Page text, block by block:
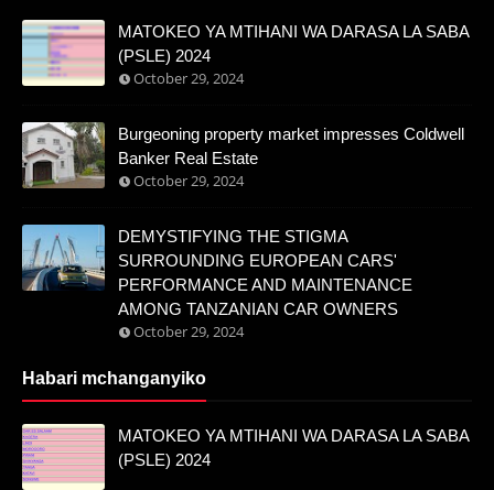
MATOKEO YA MTIHANI WA DARASA LA SABA
(PSLE) 2024
October 29, 2024
Burgeoning property market impresses Coldwell
Banker Real Estate
October 29, 2024
DEMYSTIFYING THE STIGMA
SURROUNDING EUROPEAN CARS'
PERFORMANCE AND MAINTENANCE
AMONG TANZANIAN CAR OWNERS
October 29, 2024
Habari mchanganyiko
MATOKEO YA MTIHANI WA DARASA LA SABA
(PSLE) 2024